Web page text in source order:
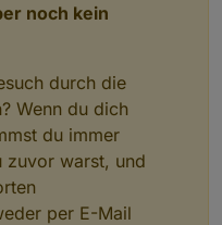
noch kein
durch die
Wenn du dich
du immer
zuvor warst, und
per E-Mail